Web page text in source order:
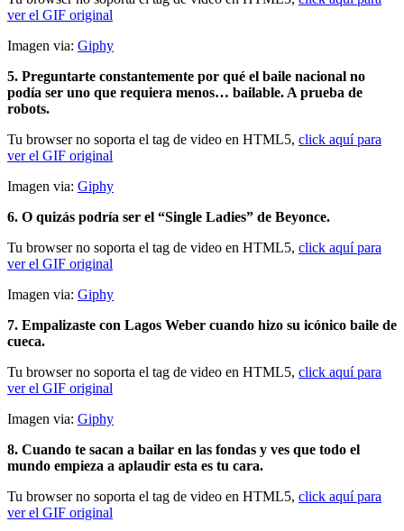
ver el GIF original
Imagen via: Giphy
5. Preguntarte constantemente por qué el baile nacional no
podía ser uno que requiera menos… bailable. A prueba de
robots.
Tu browser no soporta el tag de video en HTML5, click aquí para
ver el GIF original
Imagen via: Giphy
6. O quizás podría ser el “Single Ladies” de Beyonce.
Tu browser no soporta el tag de video en HTML5, click aquí para
ver el GIF original
Imagen via: Giphy
7. Empalizaste con Lagos Weber cuando hizo su icónico baile de
cueca.
Tu browser no soporta el tag de video en HTML5, click aquí para
ver el GIF original
Imagen via: Giphy
8. Cuando te sacan a bailar en las fondas y ves que todo el
mundo empieza a aplaudir esta es tu cara.
Tu browser no soporta el tag de video en HTML5, click aquí para
ver el GIF original